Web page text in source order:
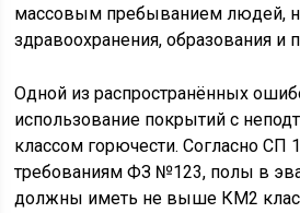
массовым пребыванием людей,
здравоохранения, образования
Одной из распространённых
использование покрытий с
классом горючести. Согласно СП
требованиям ФЗ №123, полы в
должны иметь не выше КМ2